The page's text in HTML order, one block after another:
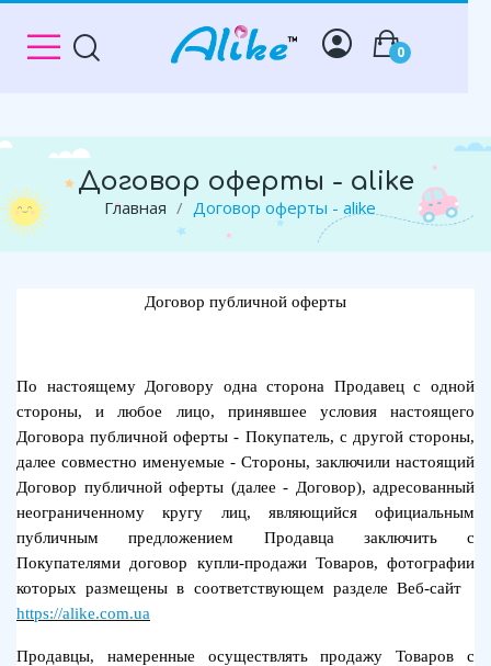
0
Договор оферты - alike
Главная Договор оферты - alike
Договор публичной оферты
По настоящему Договору одна сторона Продавец с одной
стороны, и любое лицо, принявшее условия настоящего
Договора публичной оферты - Покупатель, с другой стороны,
далее совместно именуемые - Стороны, заключили настоящий
Договор публичной оферты (далее - Договор), адресованный
неограниченному кругу лиц, являющийся официальным
публичным предложением Продавца заключить с
Покупателями договор купли-продажи Товаров, фотографии
которых размещены в соответствующем разделе Веб-сайт
https://alike.com.ua
Продавцы, намеренные осуществлять продажу Товаров с